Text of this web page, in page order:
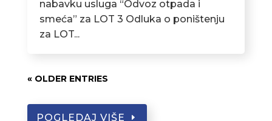
nabavku usluga “Odvoz otpada i
smeća” za LOT 3 Odluka o poništenju
za LOT...
« OLDER ENTRIES
POGLEDAJ VIŠE